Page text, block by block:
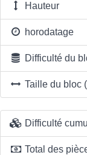
Hauteur
horodatage
Difficulté du
Taille du bloc
Difficulté
Total des